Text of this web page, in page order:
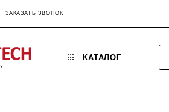
ЗАКАЗАТЬ ЗВОНОК
КАТАЛОГ